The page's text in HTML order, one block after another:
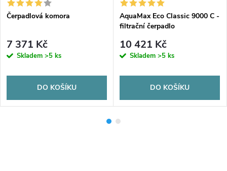
Čerpadlová komora
7 371 Kč
Skladem >5 ks
DO KOŠÍKU
AquaMax Eco Classic 9000 C -
filtrační čerpadlo
10 421 Kč
Skladem >5 ks
DO KOŠÍKU